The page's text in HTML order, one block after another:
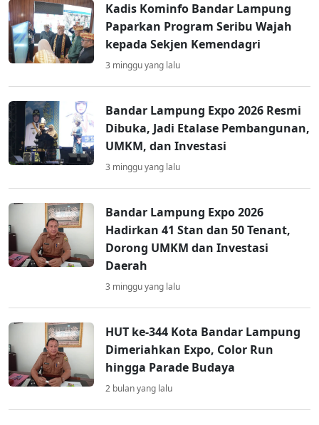
Kadis Kominfo Bandar Lampung
Paparkan Program Seribu Wajah
kepada Sekjen Kemendagri
3 minggu yang lalu
Bandar Lampung Expo 2026 Resmi
Dibuka, Jadi Etalase Pembangunan,
UMKM, dan Investasi
3 minggu yang lalu
Bandar Lampung Expo 2026
Hadirkan 41 Stan dan 50 Tenant,
Dorong UMKM dan Investasi
Daerah
3 minggu yang lalu
HUT ke-344 Kota Bandar Lampung
Dimeriahkan Expo, Color Run
hingga Parade Budaya
2 bulan yang lalu